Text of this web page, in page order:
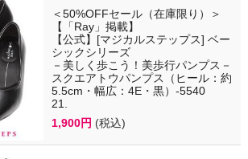
＜50%OFFセール（在庫限り）＞
【「Ray」掲載】
【公式】[マジカルステップス] ベー
シックシリーズ
－美しく歩こう！美歩行パンプス－
スクエアトウパンプス（ヒール：約
5.5cm・幅広：4E・黒）-5540
21.
1,900円 (税込)